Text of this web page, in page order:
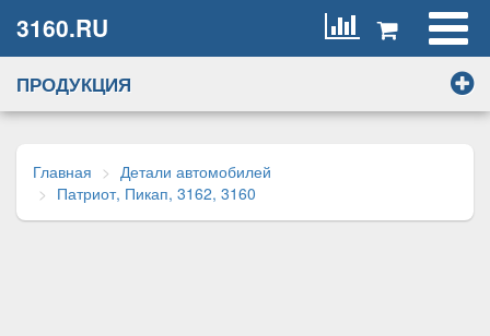
3160.RU
ПРОДУКЦИЯ
Главная
Детали автомобилей
Патриот, Пикап, 3162, 3160